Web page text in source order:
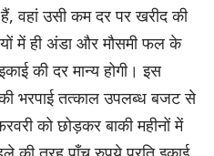
वहां उसी कम दर पर खरीद की
में ही अंडा और मौसमी फल के
की दर मान्य होगी। इस
की भरपाई तत्काल उपलब्ध बजट से
को छोड़कर बाकी महीनों में